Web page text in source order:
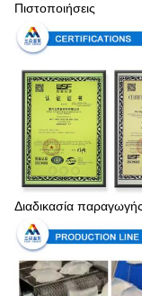
Πιστοποιήσεις
Διαδικασία παραγωγής